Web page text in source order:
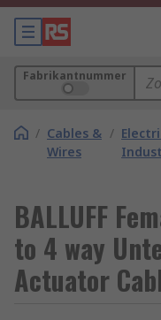
Fabrikantnummer
/ Cables &
Wires
/
BALLUFF
to 4 way
Actuator